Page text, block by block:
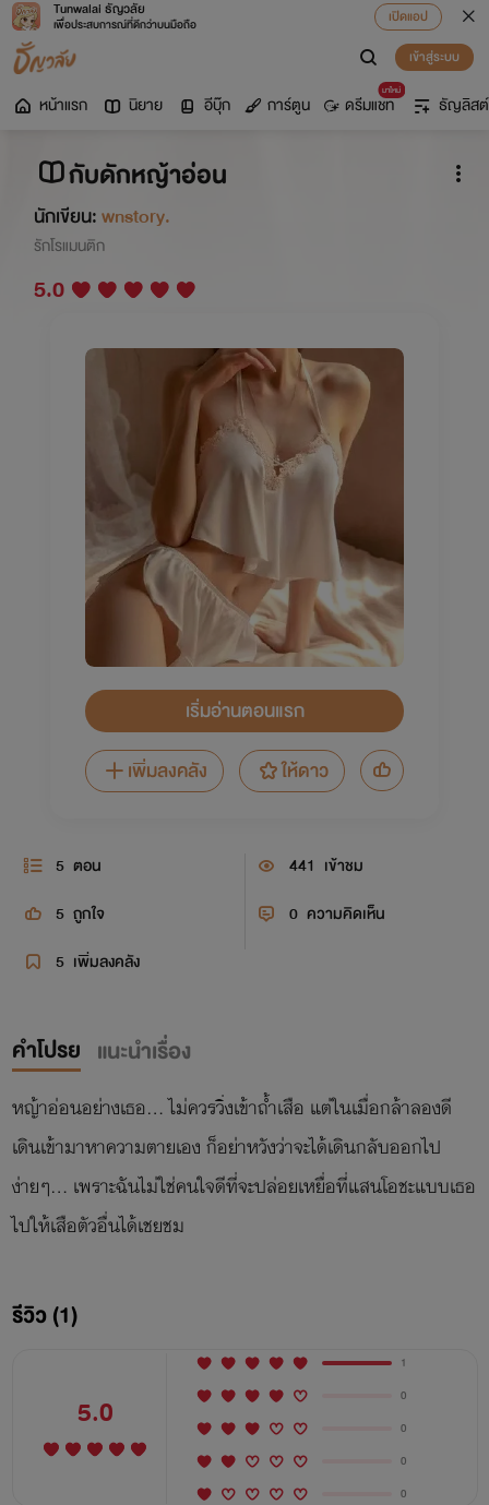
Tunwalai ธัญวลัย
เพื่อประสบการณ์ที่ดีกว่าบนมือถือ
เปิดแอป
เข้าสู่ระบบ
หน้าแรก นิยาย อีบุ๊ก การ์ตูน
มาใหม่
ดรีมแชท ธัญลิสต์
กับดักหญ้าอ่อน
นักเขียน:wnstory.
รักโรแมนติก
5.0
เริ่มอ่านตอนแรก
เพิ่มลงคลัง
ให้ดาว
5 ตอน 441 เข้าชม
5 ถูกใจ 0 ความคิดเห็น
5 เพิ่มลงคลัง
คำโปรย แนะนำเรื่อง
หญ้าอ่อนอย่างเธอ... ไม่ควรวิ่งเข้าถ้ำเสือ แต่ในเมื่อกล้าลองดี
เดินเข้ามาหาความตายเอง ก็อย่าหวังว่าจะได้เดินกลับออกไป
ง่ายๆ... เพราะฉันไม่ใช่คนใจดีที่จะปล่อยเหยื่อที่แสนโอชะแบบเธอ
ไปให้เสือตัวอื่นได้เชยชม
รีวิว (1)
5.0
1
0
0
0
0